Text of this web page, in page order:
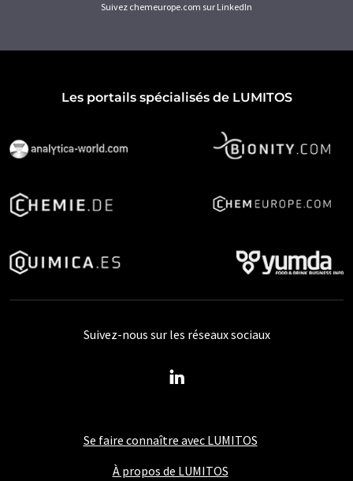
Suivez chemeurope.com sur LinkedIn
Les portails spécialisés de LUMITOS
Se faire connaître avec LUMITOS
À propos de LUMITOS
Suivez-nous sur les réseaux sociaux